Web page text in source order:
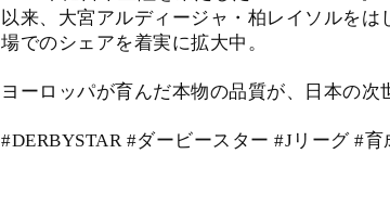
以来、大宮アルディージャ・柏レイソルを
場でのシェアを着実に拡大中。
ヨーロッパが育んだ本物の品質が、日本の次
#DERBYSTAR #ダービースター #Jリーグ #